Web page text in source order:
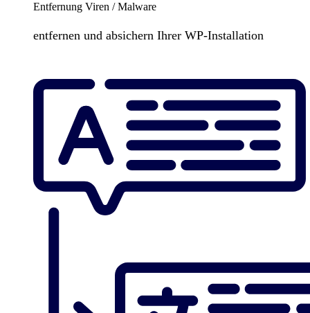
Entfernung Viren / Malware
entfernen und absichern Ihrer WP-Installation